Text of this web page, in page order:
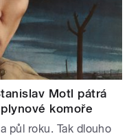
Motl pátrá
komoře
půl roku. Tak dlouho